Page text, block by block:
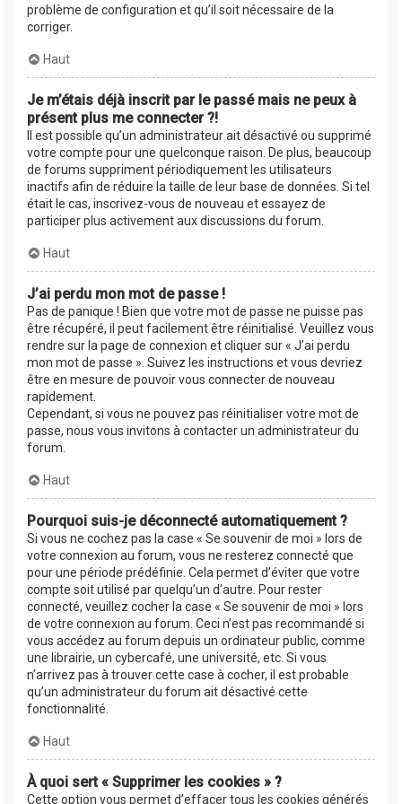
problème de configuration et qu’il soit nécessaire de la
corriger.
Haut
Je m’étais déjà inscrit par le passé mais ne peux à
présent plus me connecter ?!
Il est possible qu’un administrateur ait désactivé ou supprimé
votre compte pour une quelconque raison. De plus, beaucoup
de forums suppriment périodiquement les utilisateurs
inactifs afin de réduire la taille de leur base de données. Si tel
était le cas, inscrivez-vous de nouveau et essayez de
participer plus activement aux discussions du forum.
Haut
J’ai perdu mon mot de passe !
Pas de panique ! Bien que votre mot de passe ne puisse pas
être récupéré, il peut facilement être réinitialisé. Veuillez vous
rendre sur la page de connexion et cliquer sur « J’ai perdu
mon mot de passe ». Suivez les instructions et vous devriez
être en mesure de pouvoir vous connecter de nouveau
rapidement.
Cependant, si vous ne pouvez pas réinitialiser votre mot de
passe, nous vous invitons à contacter un administrateur du
forum.
Haut
Pourquoi suis-je déconnecté automatiquement ?
Si vous ne cochez pas la case « Se souvenir de moi » lors de
votre connexion au forum, vous ne resterez connecté que
pour une période prédéfinie. Cela permet d’éviter que votre
compte soit utilisé par quelqu’un d’autre. Pour rester
connecté, veuillez cocher la case « Se souvenir de moi » lors
de votre connexion au forum. Ceci n’est pas recommandé si
vous accédez au forum depuis un ordinateur public, comme
une librairie, un cybercafé, une université, etc. Si vous
n’arrivez pas à trouver cette case à cocher, il est probable
qu’un administrateur du forum ait désactivé cette
fonctionnalité.
Haut
À quoi sert « Supprimer les cookies » ?
Cette option vous permet d’effacer tous les cookies générés